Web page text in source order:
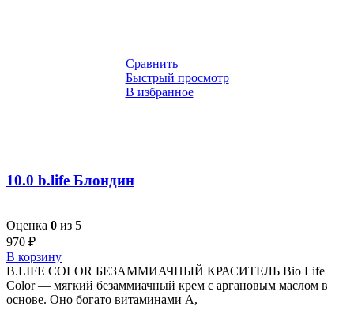
Сравнить
Быстрый просмотр
В избранное
10.0 b.life Блондин
Оценка 0 из 5
970 ₽
В корзину
B.LIFE COLOR БЕЗАММИАЧНЫЙ КРАСИТЕЛЬ Bio Life
Color — мягкий безаммиачный крем с аргановым маслом в
основе. Оно богато витаминами A,